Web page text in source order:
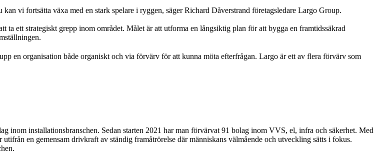
vi fortsätta växa med en stark spelare i ryggen, säger Richard Dåverstrand företagsledare Largo Group.
ett strategiskt grepp inom området. Målet är att utforma en långsiktig plan för att bygga en framtidssäkrad
en organisation både organiskt och via förvärv för att kunna möta efterfrågan. Largo är ett av flera förvärv som
inom installationsbranschen. Sedan starten 2021 har man förvärvat 91 bolag inom VVS, el, infra och säkerhet. Med
en gemensam drivkraft av ständig framåtrörelse där människans välmående och utveckling sätts i fokus.